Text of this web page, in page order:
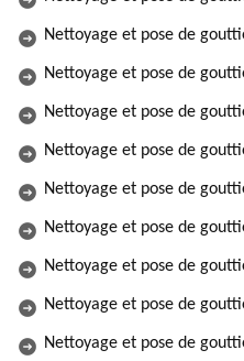
Nettoyage et pose de
Nettoyage et pose de
Nettoyage et pose de
Nettoyage et pose de
Nettoyage et pose de
Nettoyage et pose de
Nettoyage et pose de
Nettoyage et pose de
Nettoyage et pose de